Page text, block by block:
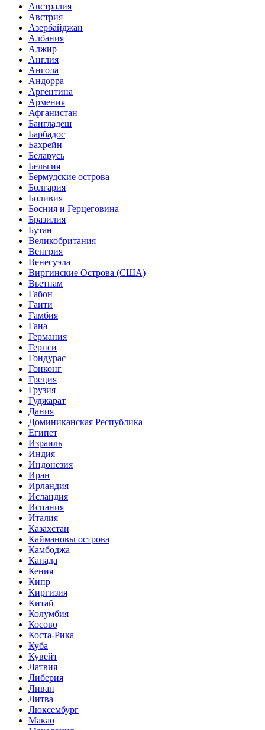
Австралия
Австрия
Азербайджан
Албания
Алжир
Англия
Ангола
Андорра
Аргентина
Армения
Афганистан
Бангладеш
Барбадос
Бахрейн
Беларусь
Бельгия
Бермудские острова
Болгария
Боливия
Босния и Герцеговина
Бразилия
Бутан
Великобритания
Венгрия
Венесуэла
Виргинские Острова (США)
Вьетнам
Габон
Гаити
Гамбия
Гана
Германия
Гернси
Гондурас
Гонконг
Греция
Грузия
Гуджарат
Дания
Доминиканская Республика
Египет
Израиль
Индия
Индонезия
Иран
Ирландия
Исландия
Испания
Италия
Казахстан
Каймановы острова
Камбоджа
Канада
Кения
Кипр
Киргизия
Китай
Колумбия
Косово
Коста-Рика
Куба
Кувейт
Латвия
Либерия
Ливан
Литва
Люксембург
Макао